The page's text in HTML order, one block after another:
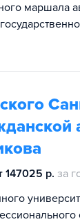
маршала
147025 р. за